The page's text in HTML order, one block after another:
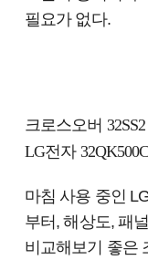
필요가 없다.
크로스오버
LG전자
마침 사용 중인
부터, 해상도, 패
비교해보기 좋은